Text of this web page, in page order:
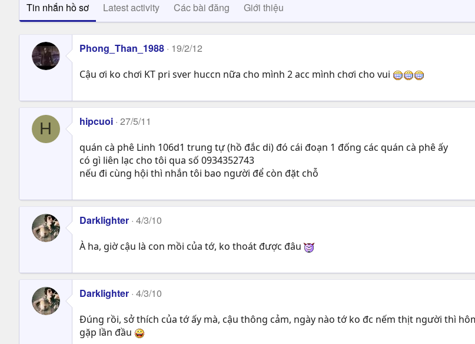
Tin nhắn hồ sơ Latest activity Các bài đăng Giới thiệu
Phong_Than_1988 19/2/12
Cậu ơi ko chơi KT pri sver huccn nữa cho mình 2 acc mình chơi cho vui
H hipcuoi 27/5/11
quán cà phê Linh 106d1 trung tự (hồ đắc di) đó cái đoạn 1 đống các quán cà phê ấy
có gì liên lạc cho tôi qua số 0934352743
nếu đi cùng hội thì nhắn tôi bao người để còn đặt chỗ
Darklighter 4/3/10
À ha, giờ cậu là con mồi của tớ, ko thoát được đâu
Darklighter 4/3/10
Đúng rồi, sở thích của tớ ấy mà, cậu thông cảm, ngày nào tớ ko đc nếm thịt người thì
gặp lần đầu